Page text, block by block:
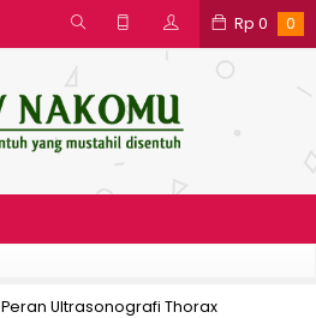
Rp 0 0
Peran Ultrasonografi Thorax